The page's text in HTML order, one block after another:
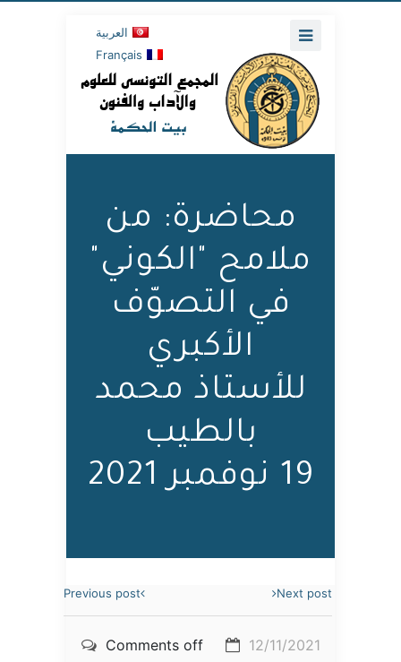
العربية
Français
محاضرة: من
ملامح "الكوني"
في التصوّف
الأكبري
للأستاذ محمد
بالطيب
19 نوفمبر 2021
Previous post Next post
12/11/2021
Comments off